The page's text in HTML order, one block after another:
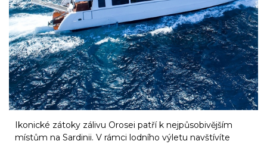
Ikonické zátoky zálivu Orosei patří k nejpůsobivějším
místům na Sardinii. V rámci lodního výletu navštívíte